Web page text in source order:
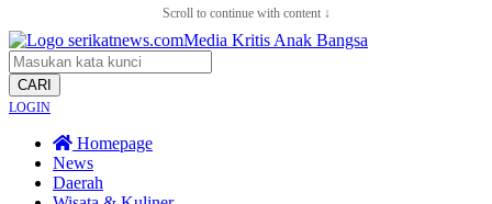
Scroll to continue with content ↓
CARI
LOGIN
Homepage
News
Daerah